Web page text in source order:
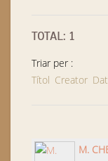
TOTAL: 1
Triar per :
Títol Creator
M.